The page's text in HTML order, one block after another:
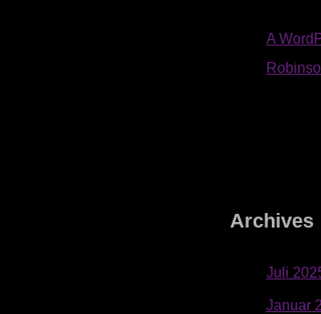
A
Archives
Juli
Januar